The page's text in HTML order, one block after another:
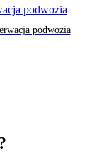
podwozia